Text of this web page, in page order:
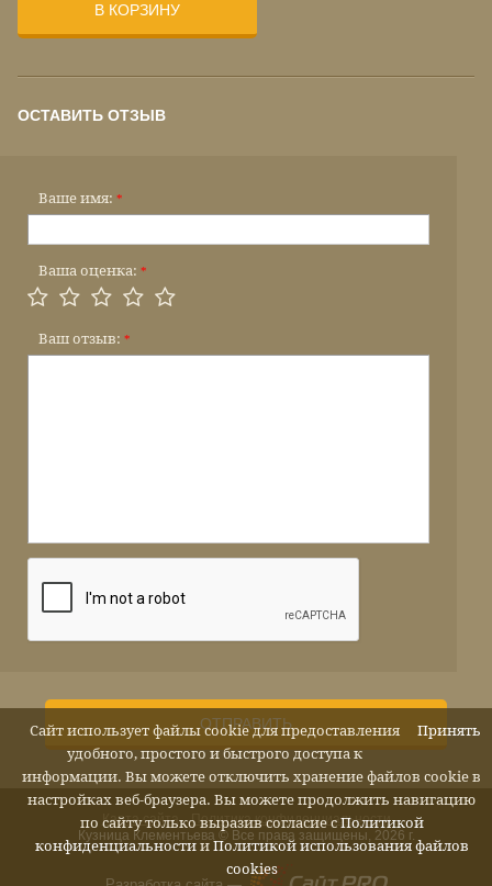
В КОРЗИНУ
ОСТАВИТЬ ОТЗЫВ
Ваше имя: *
Ваша оценка: *
Ваш отзыв: *
ОТПРАВИТЬ
Кузница Клементьева © Все права защищены, 2026 г.
Карта сайта Политика конфиденциальности
Принять
Сайт использует файлы cookie для предоставления
удобного, простого и быстрого доступа к
информации. Вы можете отключить хранение файлов cookie в
настройках веб-браузера. Вы можете продолжить навигацию
по сайту только выразив согласие с Политикой
конфиденциальностии Политикой использования файлов
cookies